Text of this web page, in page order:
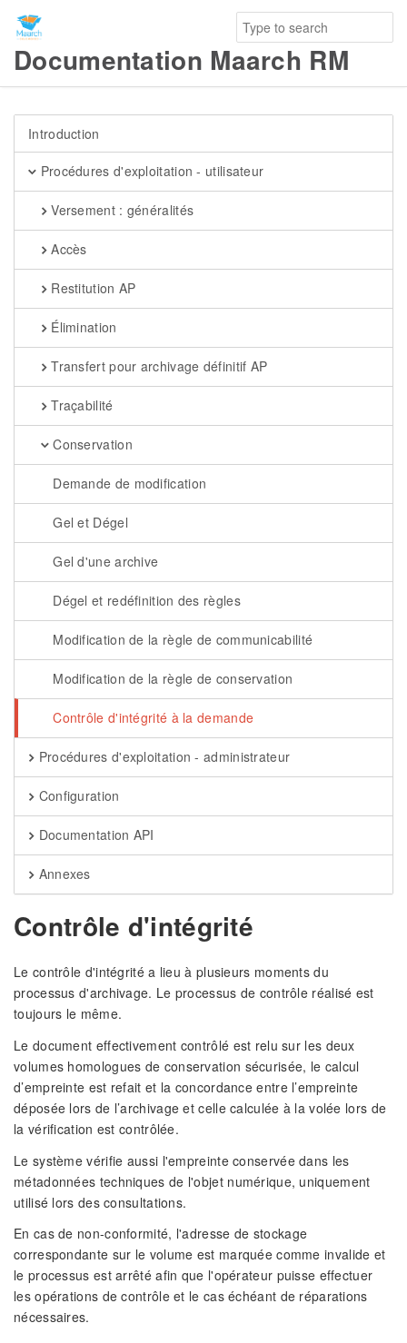
Documentation Maarch RM
Introduction
Procédures d'exploitation - utilisateur
Versement : généralités
Accès
Restitution AP
Élimination
Transfert pour archivage définitif AP
Traçabilité
Conservation
Demande de modification
Gel et Dégel
Gel d'une archive
Dégel et redéfinition des règles
Modification de la règle de communicabilité
Modification de la règle de conservation
Contrôle d'intégrité à la demande
Procédures d'exploitation - administrateur
Configuration
Documentation API
Annexes
Contrôle d'intégrité
Le contrôle d'intégrité a lieu à plusieurs moments du
processus d'archivage. Le processus de contrôle réalisé est
toujours le même.
Le document effectivement contrôlé est relu sur les deux
volumes homologues de conservation sécurisée, le calcul
d’empreinte est refait et la concordance entre l’empreinte
déposée lors de l’archivage et celle calculée à la volée lors de
la vérification est contrôlée.
Le système vérifie aussi l'empreinte conservée dans les
métadonnées techniques de l'objet numérique, uniquement
utilisé lors des consultations.
En cas de non-conformité, l'adresse de stockage
correspondante sur le volume est marquée comme invalide et
le processus est arrêté afin que l'opérateur puisse effectuer
les opérations de contrôle et le cas échéant de réparations
nécessaires.